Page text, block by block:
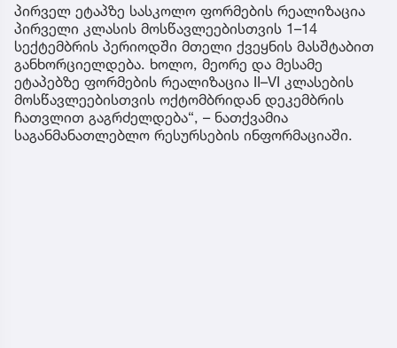
პირველ ეტაპზე სასკოლო ფორმების რეალიზაცია
პირველი კლასის მოსწავლეებისთვის 1–14
სექტემბრის პერიოდში მთელი ქვეყნის მასშტაბით
განხორციელდება. ხოლო, მეორე და მესამე
ეტაპებზე ფორმების რეალიზაცია II–VI კლასების
მოსწავლეებისთვის ოქტომბრიდან დეკემბრის
ჩათვლით გაგრძელდება“, – ნათქვამია
საგანმანათლებლო რესურსების ინფორმაციაში.